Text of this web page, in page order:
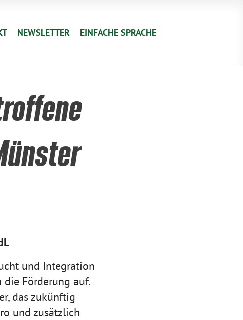
NEWSLETTER EINFACHE SPRACHE
und Integration
Förderung auf.
das zukünftig
und zusätzlich